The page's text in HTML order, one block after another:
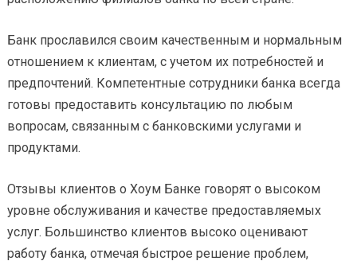
Банк прославился своим качественным и нормальным
отношением к клиентам, с учетом их потребностей и
предпочтений. Компетентные сотрудники банка всегда
готовы предоставить консультацию по любым
вопросам, связанным с банковскими услугами и
продуктами.
Отзывы клиентов о Хоум Банке говорят о высоком
уровне обслуживания и качестве предоставляемых
услуг. Большинство клиентов высоко оценивают
работу банка, отмечая быстрое решение проблем,